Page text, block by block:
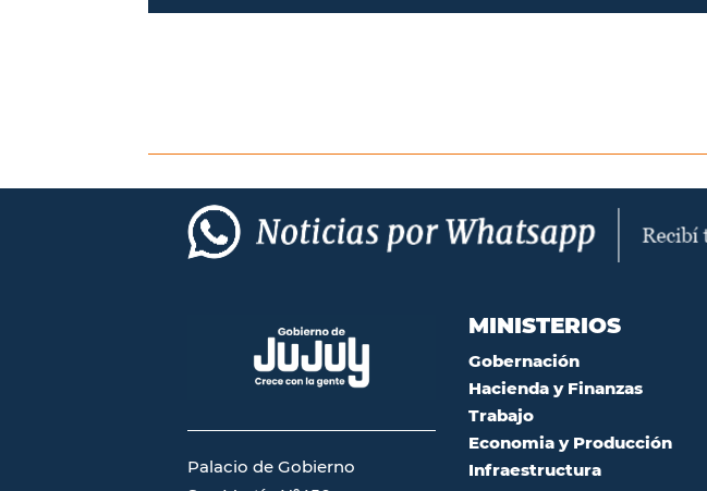
Palacio de Gobierno
MINISTERIOS
Gobernación
Hacienda y Finanzas
Trabajo
Economia y Producción
Infraestructura